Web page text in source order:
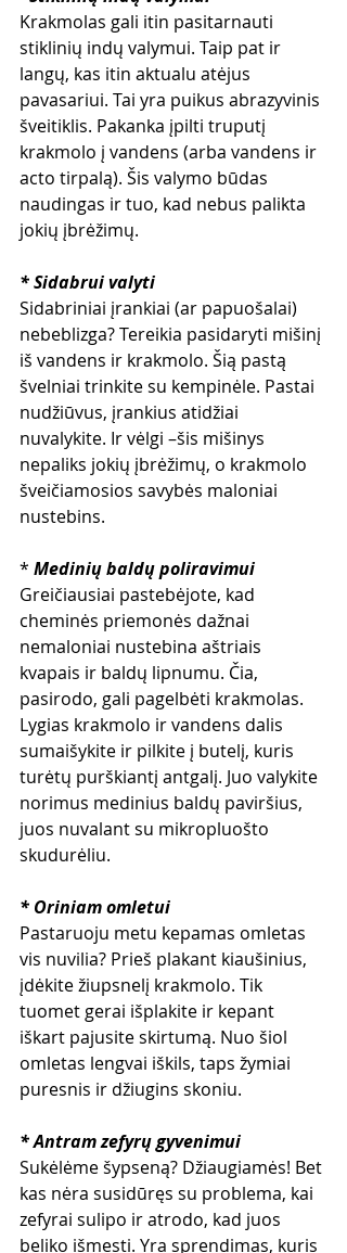
Krakmolas gali itin pasitarnauti
stiklinių indų valymui. Taip pat ir
langų, kas itin aktualu atėjus
pavasariui. Tai yra puikus abrazyvinis
šveitiklis. Pakanka įpilti truputį
krakmolo į vandens (arba vandens ir
acto tirpalą). Šis valymo būdas
naudingas ir tuo, kad nebus palikta
jokių įbrėžimų.
* Sidabrui valyti
Sidabriniai įrankiai (ar papuošalai)
nebeblizga? Tereikia pasidaryti mišinį
iš vandens ir krakmolo. Šią pastą
švelniai trinkite su kempinėle. Pastai
nudžiūvus, įrankius atidžiai
nuvalykite. Ir vėlgi –šis mišinys
nepaliks jokių įbrėžimų, o krakmolo
šveičiamosios savybės maloniai
nustebins.
* Medinių baldų poliravimui
Greičiausiai pastebėjote, kad
cheminės priemonės dažnai
nemaloniai nustebina aštriais
kvapais ir baldų lipnumu. Čia,
pasirodo, gali pagelbėti krakmolas.
Lygias krakmolo ir vandens dalis
sumaišykite ir pilkite į butelį, kuris
turėtų purškiantį antgalį. Juo valykite
norimus medinius baldų paviršius,
juos nuvalant su mikropluošto
skudurėliu.
* Oriniam omletui
Pastaruoju metu kepamas omletas
vis nuvilia? Prieš plakant kiaušinius,
įdėkite žiupsnelį krakmolo. Tik
tuomet gerai išplakite ir kepant
iškart pajusite skirtumą. Nuo šiol
omletas lengvai iškils, taps žymiai
puresnis ir džiugins skoniu.
* Antram zefyrų gyvenimui
Sukėlėme šypseną? Džiaugiamės! Bet
kas nėra susidūręs su problema, kai
zefyrai sulipo ir atrodo, kad juos
beliko išmesti. Yra sprendimas, kuris